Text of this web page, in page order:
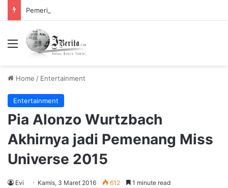
Menu
Home / Entertainment
Entertainment
Pia Alonzo Wurtzbach
Akhirnya jadi Pemenang Miss
Universe 2015
Evi Kamis, 3 Maret 2016 612 1 minute read